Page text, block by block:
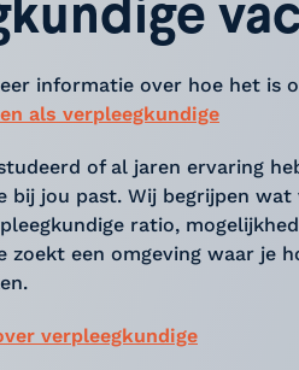
informatie over hoe het is
als verpleegkundige
of al jaren ervaring
bij jou past. Wij begrijpen
ratio,
zoekt een omgeving waar je
verpleegkundige